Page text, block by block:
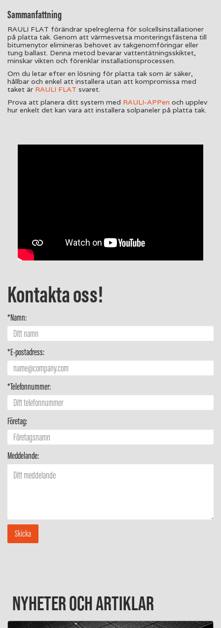
Sammanfattning
RAULI FLAT förändrar spelreglerna för solcellsinstallationer
på platta tak. Genom att värmesvetsa monteringsfästena till
bitumenytor elimineras behovet av takgenomföringar eller
tung ballast. Denna metod bevarar vattentätningsskiktet,
minskar vikten och förenklar installationsprocessen.
Om du letar efter en lösning för platta tak som är säker,
hållbar och enkel att installera utan att kompromissa med
taket är RAULI FLAT svaret.
Prova att planera ditt system med RAULI-APPen och upplev
hur enkelt det kan vara att installera solpaneler på platta tak.
Kontakta oss!
*Namn:
*E-postadress:
*Telefonnummer:
Företag:
Meddelande:
NYHETER OCH ARTIKLAR